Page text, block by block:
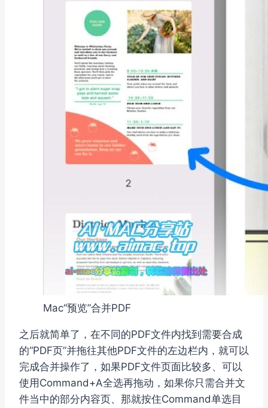
Mac“预览”合并PDF
之后就简单了，在不同的PDF文件内找到需要合成
的“PDF页”并拖往其他PDF文件的左边栏内，就可以
完成合并操作了，如果PDF文件页面比较多、可以
使用Command+A全选再拖动，如果你只需合并文
件当中的部分内容页、那就按住Command单选目